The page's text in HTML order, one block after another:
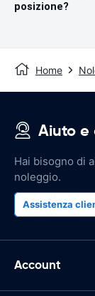
posizione?
Home
Aiuto
Hai bisogno di
noleggio.
Assistenza
Account